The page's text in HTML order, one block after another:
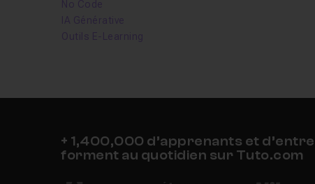
No Code
IA Générative
Outils E-Learning
+ 1,400,000 d’apprenants et
forment au quotidien sur Tuto.com